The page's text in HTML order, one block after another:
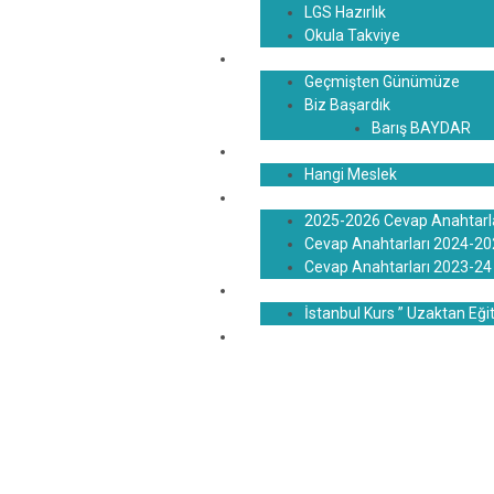
LGS Hazırlık
Okula Takviye
Geçmişten Günümüze
Biz Başardık
Barış BAYDAR
Hangi Meslek
2025-2026 Cevap
Cevap Anahtarları 2024-
Cevap Anahtarları 2023-24
İstanbul Kurs ” Uzaktan